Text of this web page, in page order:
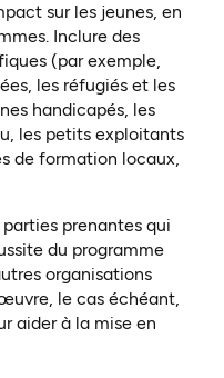
sur les jeunes, en
Inclure des
(par exemple,
les réfugiés et les
handicapés, les
les petits exploitants
de formation locaux,
prenantes qui
du programme
organisations
le cas échéant,
aider à la mise en